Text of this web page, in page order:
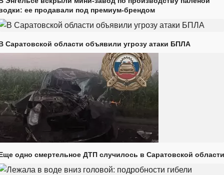
ее продавали под премиум-брендом
Саратовской области объявили угрозу атаки БПЛА
одно смертельное ДТП случилось в Саратовской области